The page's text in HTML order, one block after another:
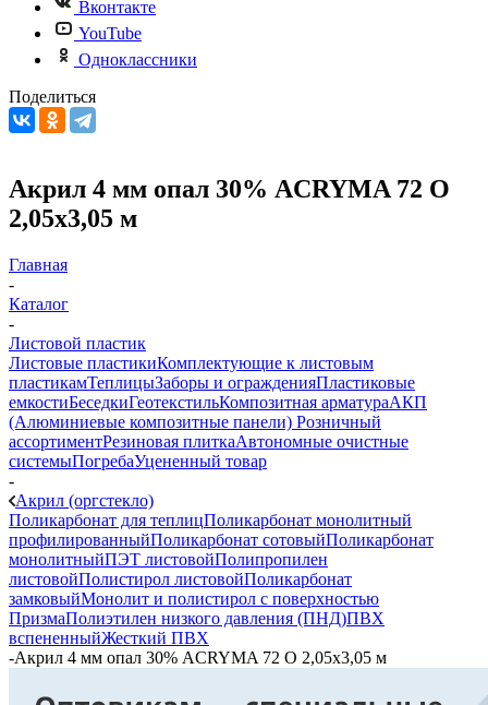
Вконтакте
YouTube
Одноклассники
Поделиться
Акрил 4 мм опал 30% ACRYMA 72 O
2,05х3,05 м
Главная
-
Каталог
-
Листовой пластик
Листовые пластикиКомплектующие к листовым
пластикамТеплицыЗаборы и огражденияПластиковые
емкостиБеседкиГеотекстильКомпозитная арматураАКП
(Алюминиевые композитные панели) Розничный
ассортиментРезиновая плиткаАвтономные очистные
системыПогребаУцененный товар
-
Акрил (оргстекло)
Поликарбонат для теплицПоликарбонат монолитный
профилированныйПоликарбонат сотовыйПоликарбонат
монолитныйПЭТ листовойПолипропилен
листовойПолистирол листовойПоликарбонат
замковыйМонолит и полистирол с поверхностью
ПризмаПолиэтилен низкого давления (ПНД)ПВХ
вспененныйЖесткий ПВХ
-Акрил 4 мм опал 30% ACRYMA 72 O 2,05х3,05 м